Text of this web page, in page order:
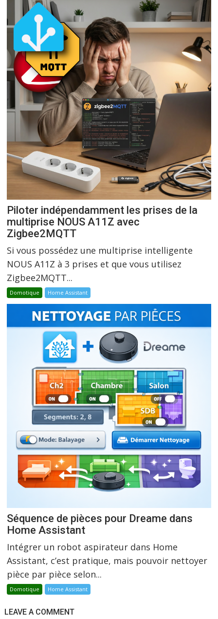
Piloter indépendamment les prises de la
multiprise NOUS A11Z avec
Zigbee2MQTT
Si vous possédez une multiprise intelligente
NOUS A11Z à 3 prises et que vous utilisez
Zigbee2MQTT...
Domotique Home Assistant
Séquence de pièces pour Dreame dans
Home Assistant
Intégrer un robot aspirateur dans Home
Assistant, c’est pratique, mais pouvoir nettoyer
pièce par pièce selon...
Domotique Home Assistant
LEAVE A COMMENT